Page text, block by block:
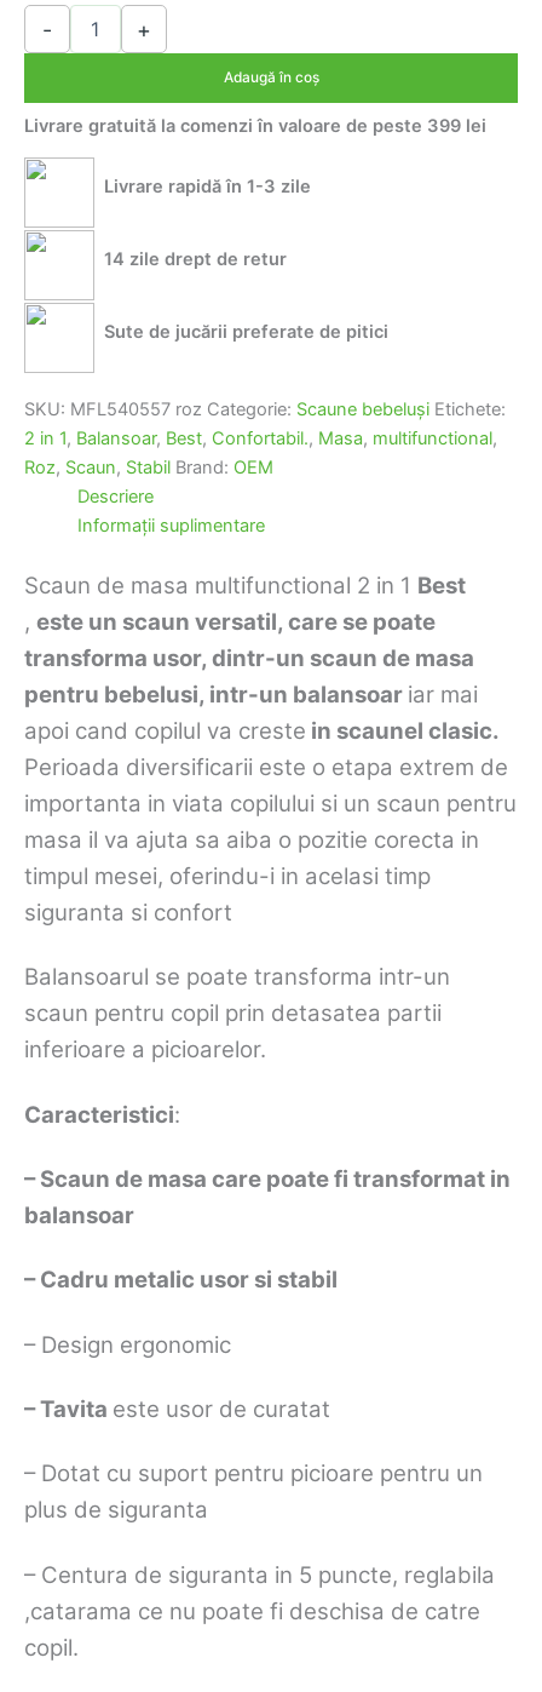
228,00 lei.
-
Cantitate
balansoar
2
in
Best
Roz–
Stabil
si
+
Adaugă în coș
Livrare gratuită la comenzi în valoare de peste 399 lei
Livrare rapidă în 1-3 zile
14 zile drept de retur
Sute de jucării preferate de pitici
SKU: MFL540557 roz Categorie: Scaune bebeluşi Etichete:
2 in 1, Balansoar, Best, Confortabil., Masa, multifunctional,
Roz, Scaun, Stabil Brand: OEM
Descriere
Informații suplimentare
Scaun de masa multifunctional 2 in 1 Best
, este un scaun versatil, care se poate
transforma usor, dintr-un scaun de masa
pentru bebelusi, intr-un balansoar iar mai
apoi cand copilul va creste in scaunel clasic.
Perioada diversificarii este o etapa extrem de
importanta in viata copilului si un scaun pentru
masa il va ajuta sa aiba o pozitie corecta in
timpul mesei, oferindu-i in acelasi timp
siguranta si confort
Balansoarul se poate transforma intr-un
scaun pentru copil prin detasatea partii
inferioare a picioarelor.
Caracteristici:
– Scaun de masa care poate fi transformat in
balansoar
– Cadru metalic usor si stabil
– Design ergonomic
– Tavita este usor de curatat
– Dotat cu suport pentru picioare pentru un
plus de siguranta
– Centura de siguranta in 5 puncte, reglabila
,catarama ce nu poate fi deschisa de catre
copil.